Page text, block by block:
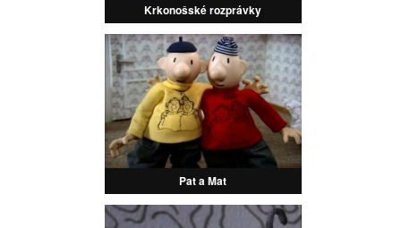
Krkonošské rozprávky
Pat a Mat